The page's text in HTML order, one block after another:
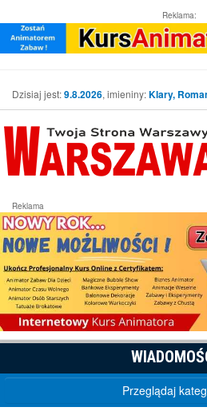
Reklama:
Dzisiaj jest:9.8.2026, imieniny:Klary,
Reklama
Przeglądaj